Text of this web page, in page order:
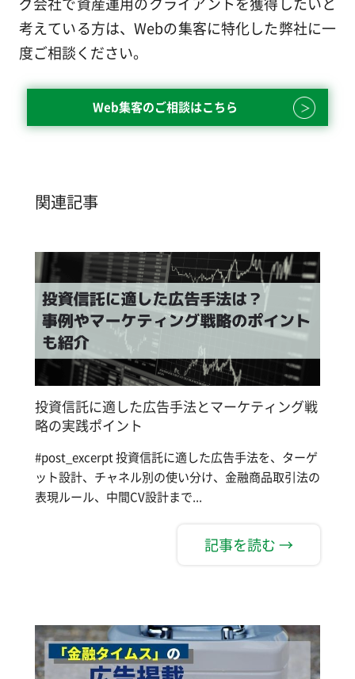
考えている方は、Webの集客に特化した弊社に一
度ご相談ください。
Web集客のご相談はこちら
関連記事
投資信託に適した広告手法とマーケティング戦
略の実践ポイント
#post_excerpt 投資信託に適した広告手法を、ターゲ
ット設計、チャネル別の使い分け、金融商品取引法の
表現ルール、中間CV設計まで...
記事を読む →